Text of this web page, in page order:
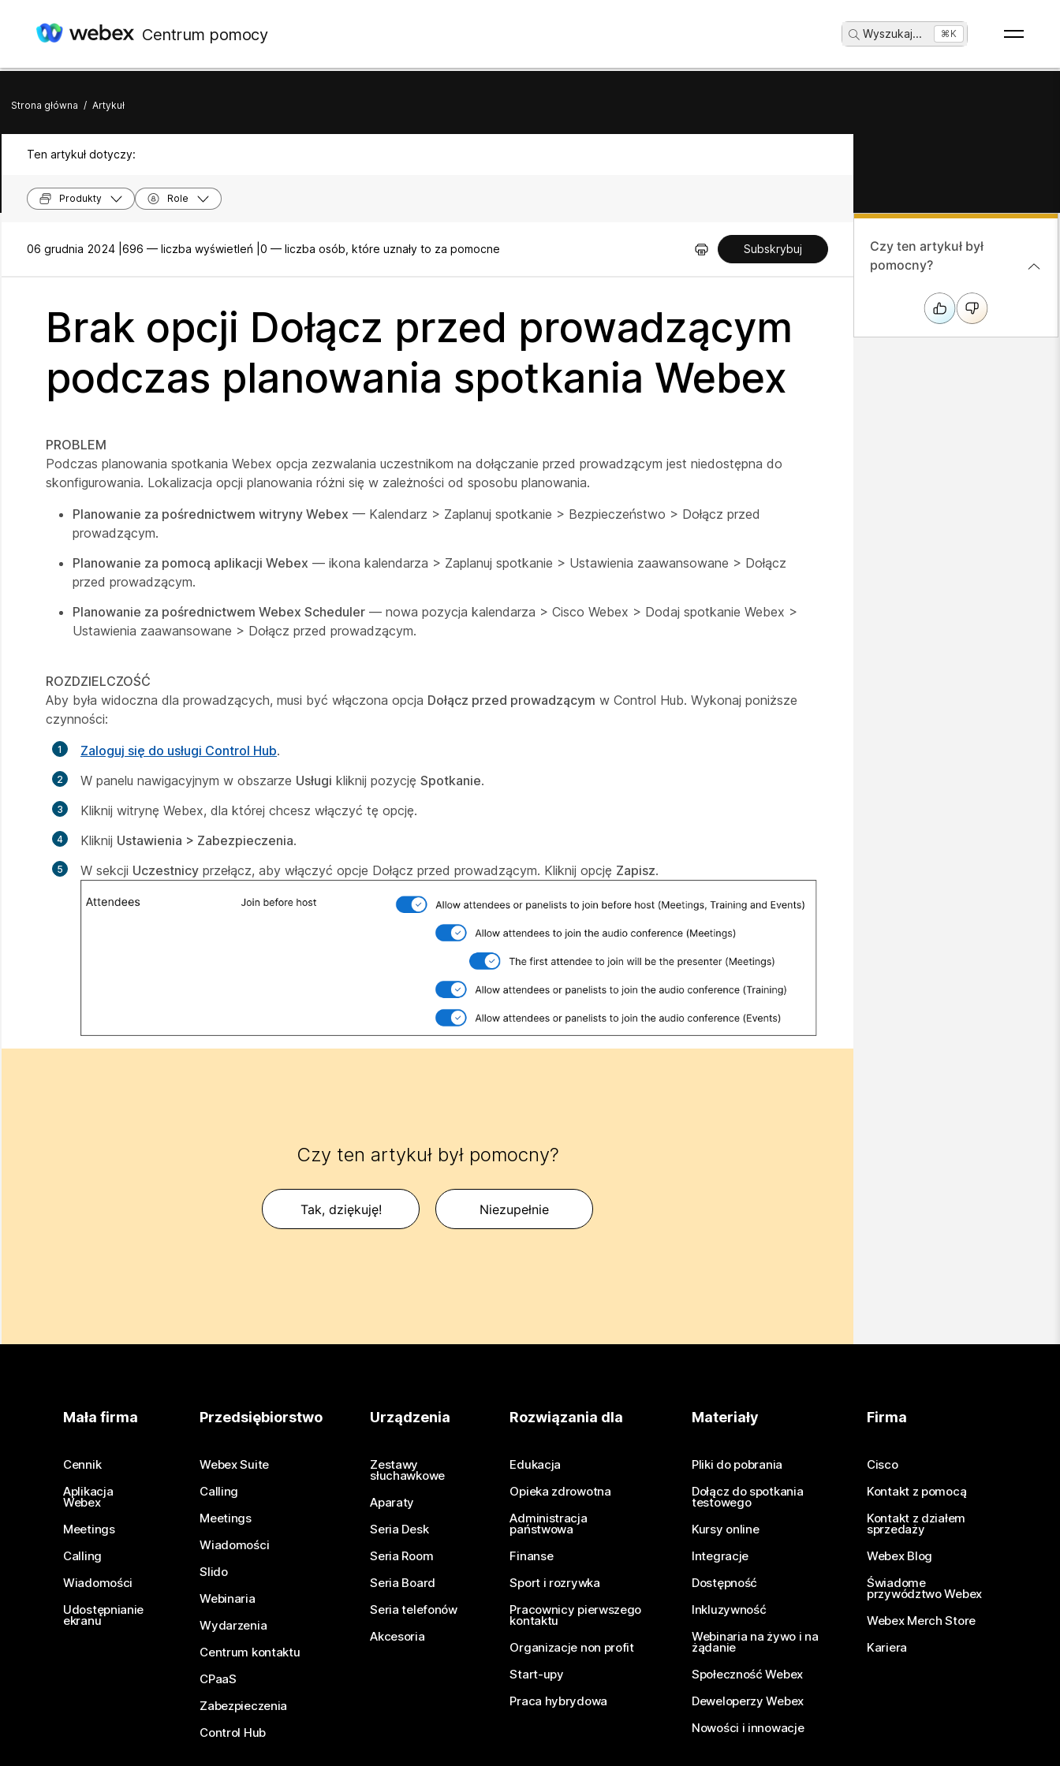
Centrum pomocy Wyszukaj... ⌘K
Strona główna / Artykuł
Ten artykuł dotyczy:
Produkty Role
06 grudnia 2024 | 696 — liczba wyświetleń | 0 — liczba osób, które uznały to za pomocne Subskrybuj
Brak opcji Dołącz przed prowadzącym
podczas planowania spotkania Webex
PROBLEM
Podczas planowania spotkania Webex opcja zezwalania uczestnikom na dołączanie przed prowadzącym jest niedostępna do
skonfigurowania. Lokalizacja opcji planowania różni się w zależności od sposobu planowania.
Planowanie za pośrednictwem witryny Webex — Kalendarz > Zaplanuj spotkanie > Bezpieczeństwo > Dołącz przed
prowadzącym.
Planowanie za pomocą aplikacji Webex — ikona kalendarza > Zaplanuj spotkanie > Ustawienia zaawansowane > Dołącz
przed prowadzącym.
Planowanie za pośrednictwem Webex Scheduler — nowa pozycja kalendarza > Cisco Webex > Dodaj spotkanie Webex >
Ustawienia zaawansowane > Dołącz przed prowadzącym.
ROZDZIELCZOŚĆ
Aby była widoczna dla prowadzących, musi być włączona opcja Dołącz przed prowadzącym w Control Hub. Wykonaj poniższe
czynności:
Zaloguj się do usługi Control Hub.
W panelu nawigacyjnym w obszarze Usługi kliknij pozycję Spotkanie.
Kliknij witrynę Webex, dla której chcesz włączyć tę opcję.
Kliknij Ustawienia > Zabezpieczenia.
W sekcji Uczestnicy przełącz, aby włączyć opcje Dołącz przed prowadzącym. Kliknij opcję Zapisz.
Czy ten artykuł był pomocny?
Tak, dziękuję! Niezupełnie
Czy ten artykuł był
pomocny?
Mała firma
Cennik
Aplikacja
Webex
Meetings
Calling
Wiadomości
Udostępnianie
ekranu
Przedsiębiorstwo
Webex Suite
Calling
Meetings
Wiadomości
Slido
Webinaria
Wydarzenia
Centrum kontaktu
CPaaS
Zabezpieczenia
Control Hub
Urządzenia
Zestawy
słuchawkowe
Aparaty
Seria Desk
Seria Room
Seria Board
Seria telefonów
Akcesoria
Rozwiązania dla
Edukacja
Opieka zdrowotna
Administracja
państwowa
Finanse
Sport i rozrywka
Pracownicy pierwszego
kontaktu
Organizacje non profit
Start-upy
Praca hybrydowa
Materiały
Pliki do pobrania
Dołącz do spotkania
testowego
Kursy online
Integracje
Dostępność
Inkluzywność
Webinaria na żywo i na
żądanie
Społeczność Webex
Deweloperzy Webex
Nowości i innowacje
Firma
Cisco
Kontakt z pomocą
Kontakt z działem
sprzedaży
Webex Blog
Świadome
przywództwo Webex
Webex Merch Store
Kariera